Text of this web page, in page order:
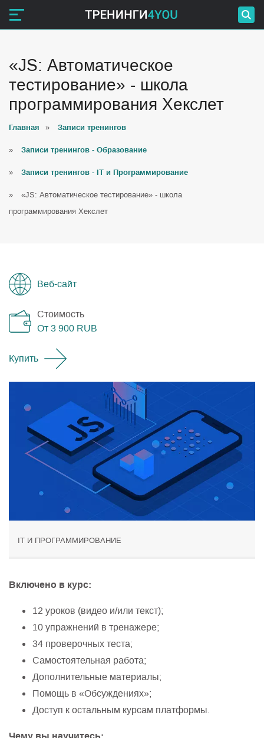
«JS: Автоматическое
тестирование» - школа
программирования Хекслет
Главная » Записи тренингов
» Записи тренингов - Образование
» Записи тренингов - IT и Программирование
»
«JS: Автоматическое тестирование» - школа
программирования Хекслет
Веб-сайт
Стоимость
От 3 900 RUB
Купить
IT И ПРОГРАММИРОВАНИЕ
Включено в курс:
12 уроков (видео и/или текст);
10 упражнений в тренажере;
34 проверочных теста;
Самостоятельная работа;
Дополнительные материалы;
Помощь в «Обсуждениях»;
Доступ к остальным курсам платформы.